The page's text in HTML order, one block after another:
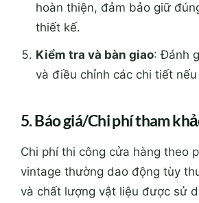
hoàn thiện, đảm bảo giữ
thiết kế.
Kiểm tra và bàn giao: Đánh
và điều chỉnh các chi tiết
5. Báo giá/Chi phí tham
Chi phí thi công cửa hàng theo
vintage thường dao động tùy
và chất lượng vật liệu được sử